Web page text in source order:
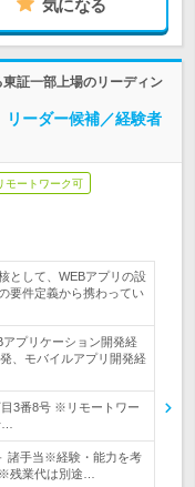
気になる
証一部上場のリーディン
リーダー候補／経験者
モートワーク可
として、WEBアプリの設
要件定義から携わってい
プリケーション開発経
、モバイルアプリ開発経
目3番8号 ※リモートワー
諸手当※経験・能力を考
残業代は別途…